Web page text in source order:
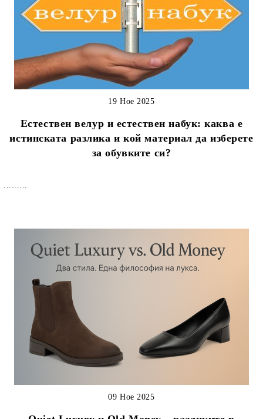
Естествен велур и естествен набук: каква е
истинската разлика и кой материал да изберете
за обувките си?
19 Ное 2025
.........
09 Ное 2025